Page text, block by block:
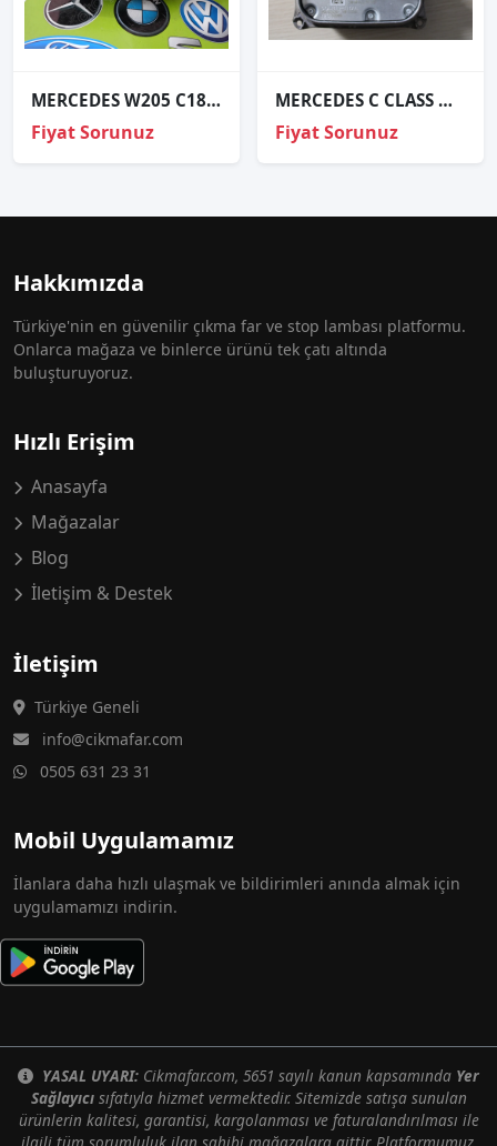
MERCEDES W205 C180 C 200 SOL ÖN FAR
Fiyat Sorunuz
MERCEDES C CLASS W205 LED FAR BEYNİ 2014/18 A2059005010
Fiyat Sorunuz
Hakkımızda
Türkiye'nin en güvenilir çıkma far ve stop lambası platformu.
Onlarca mağaza ve binlerce ürünü tek çatı altında
buluşturuyoruz.
Hızlı Erişim
Anasayfa
Mağazalar
Blog
İletişim & Destek
İletişim
Türkiye Geneli
info@cikmafar.com
0505 631 23 31
Mobil Uygulamamız
İlanlara daha hızlı ulaşmak ve bildirimleri anında almak için
uygulamamızı indirin.
YASAL UYARI: Cikmafar.com, 5651 sayılı kanun kapsamında Yer
Sağlayıcısıfatıyla hizmet vermektedir. Sitemizde satışa sunulan
ürünlerin kalitesi, garantisi, kargolanması ve faturalandırılması ile